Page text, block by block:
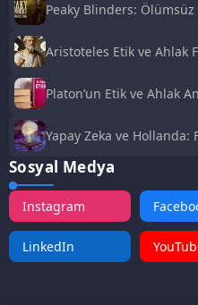
Peaky Blinders:
Aristoteles Etik ve Ahlak
Platon’un Etik ve Ahlak
Yapay Zeka ve Hollanda:
Sosyal Medya
Instagram
LinkedIn